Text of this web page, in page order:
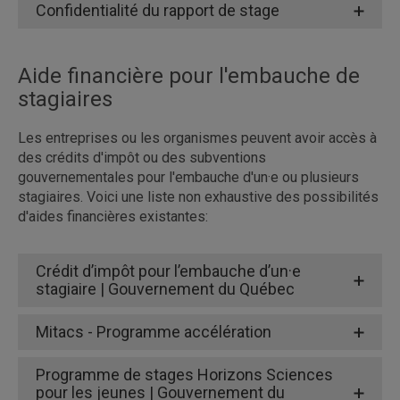
professionnel en Aménagement du territoire
Stagiaires du Certificat en planification
territoriale et gestion des risques
Certificat en géographie
internationale
à venir
Auto
mne
Juin à
Septembre à
Hive
r
Septembre à
décembre
Janvier à fin
avril
Formulaire évaluation stagiaire par superviseur·e |
DESS et Maîtrise
Programmes 1er cycle
Confidentialité du rapport de stage
Aide financière pour l'embauche de
stagiaires
Les entreprises ou les organismes peuvent avoir accès à
des crédits d'impôt ou des subventions
gouvernementales pour l'embauche d'un·e ou plusieurs
stagiaires. Voici une liste non exhaustive des possibilités
d'aides financières existantes:
Crédit d’impôt pour l’embauche d’un·e
stagiaire | Gouvernement du Québec
Mitacs - Programme accélération
Programme de stages Horizons Sciences
pour les jeunes | Gouvernement du